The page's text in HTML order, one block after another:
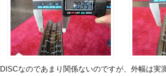
DISCなのであまり関係ないのですが、外幅は実